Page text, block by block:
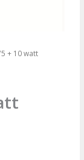
+ 10 watt